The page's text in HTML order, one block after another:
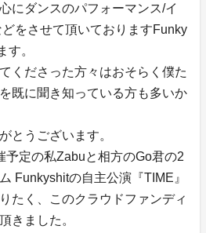
にダンスのパフォーマンス/イ
をさせて頂いておりますFunky
す。
くださった方々はおそらく僕た
既に聞き知っている方も多いか
とうございます。
予定の私Zabuと相方のGo君の2
Funkyshitの自主公演『TIME』
たく、このクラウドファンディ
きました。